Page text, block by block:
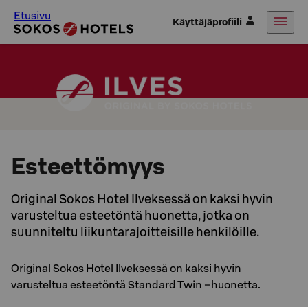
Etusivu Käyttäjäprofiili
Esteettömyys
Original Sokos Hotel Ilveksessä on kaksi hyvin
varusteltua esteetöntä huonetta, jotka on
suunniteltu liikuntarajoitteisille henkilöille.
Original Sokos Hotel Ilveksessä on kaksi hyvin
varusteltua esteetöntä Standard Twin –huonetta.